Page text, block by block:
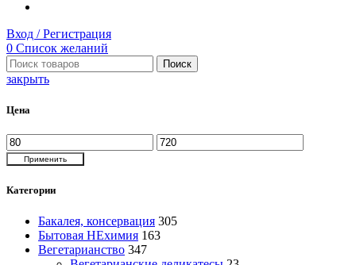
Вход / Регистрация
0 Список желаний
Поиск
закрыть
Цена
Минимальная
цена
Максимальная
цена
Применить
Категории
Бакалея, консервация 305
Бытовая НЕхимия 163
Вегетарианство 347